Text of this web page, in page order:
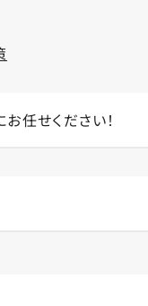
任せください！